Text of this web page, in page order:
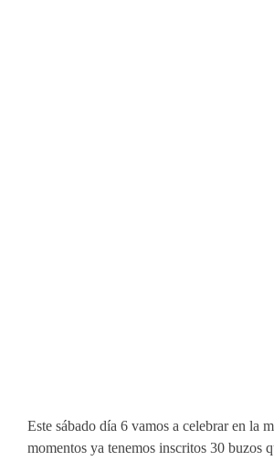
Este sábado día 6 vamos a celebrar en la
momentos ya tenemos inscritos 30 buzos